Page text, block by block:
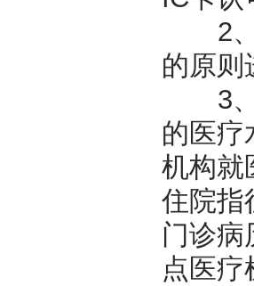
2、
的原则
3、
的医疗
机构就
住院指
门诊病
点医